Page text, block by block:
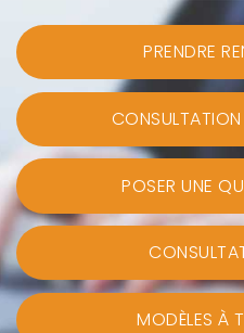
PRENDRE
CONSULTATION
POSER UNE
MODÈLES À